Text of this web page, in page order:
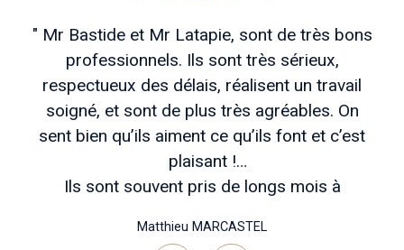
" Mr Bastide et Mr Latapie, sont de très bons
professionnels. Ils sont très sérieux,
respectueux des délais, réalisent un travail
soigné, et sont de plus très agréables. On
sent bien qu’ils aiment ce qu’ils font et c’est
plaisant !
Ils sont souvent pris de longs mois à
vous voulez des travaux bien réfléchis en
Matthieu MARCASTEL